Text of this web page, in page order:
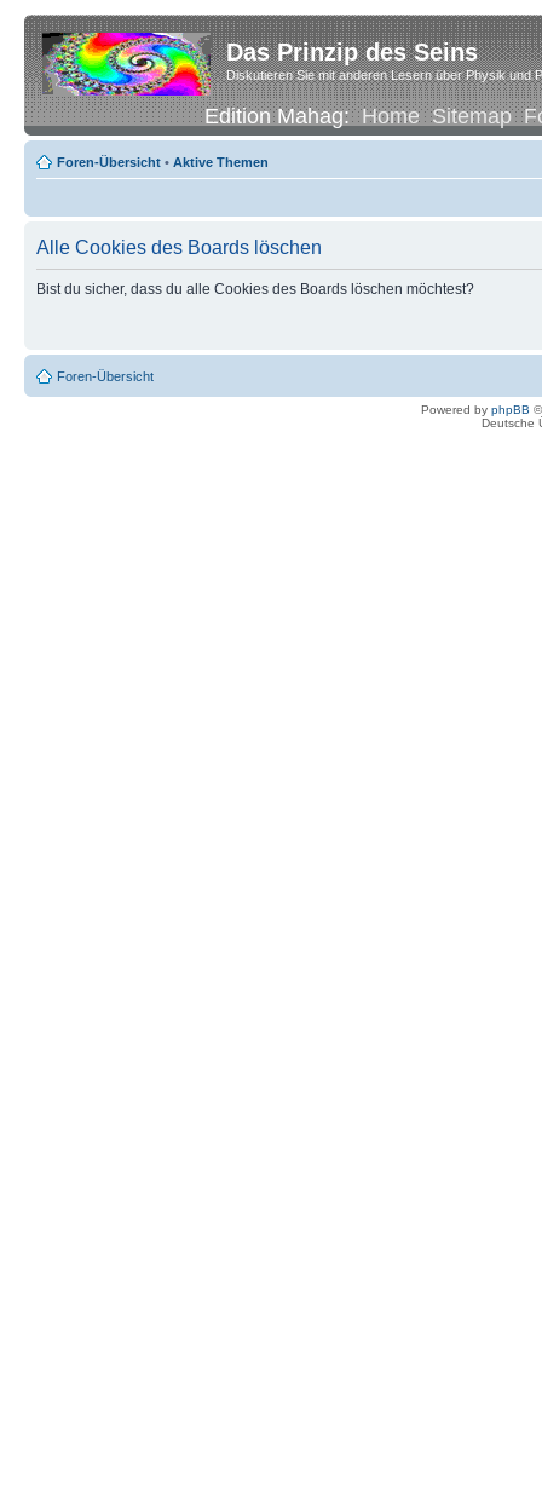
Das Prinzip des Seins
Diskutieren Sie mit anderen Lesern über Physik und
Edition Mahag:Home Sitemap
Foren-Übersicht • Aktive Themen
Alle Cookies des Boards löschen
Bist du sicher, dass du alle Cookies des Boards löschen möchtest?
Foren-Übersicht
Powered by phpBB
Deutsche